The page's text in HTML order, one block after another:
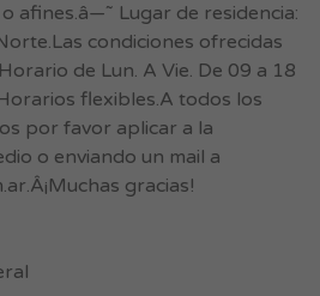
afines.â—˜ Lugar de residencia:
condiciones ofrecidas
de Lun. A Vie. De 09 a 18
flexibles.A todos los
por favor aplicar a la
o enviando un mail a
gracias!